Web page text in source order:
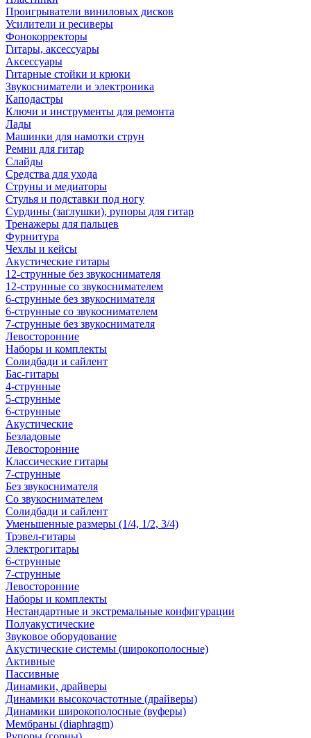
Проигрыватели виниловых дисков
Усилители и ресиверы
Фонокорректоры
Гитары, аксессуары
Аксессуары
Гитарные стойки и крюки
Звукосниматели и электроника
Каподастры
Ключи и инструменты для ремонта
Лады
Машинки для намотки струн
Ремни для гитар
Слайды
Средства для ухода
Струны и медиаторы
Стулья и подставки под ногу
Сурдины (заглушки), рупоры для гитар
Тренажеры для пальцев
Фурнитура
Чехлы и кейсы
Акустические гитары
12-струнные без звукоснимателя
12-струнные со звукоснимателем
6-струнные без звукоснимателя
6-струнные со звукоснимателем
7-струнные без звукоснимателя
Левосторонние
Наборы и комплекты
Солидбади и сайлент
Бас-гитары
4-струнные
5-струнные
6-струнные
Акустические
Безладовые
Левосторонние
Классические гитары
7-струнные
Без звукоснимателя
Со звукоснимателем
Солидбади и сайлент
Уменьшенные размеры (1/4, 1/2, 3/4)
Трэвел-гитары
Электрогитары
6-струнные
7-струнные
Левосторонние
Наборы и комплекты
Нестандартные и экстремальные конфигурации
Полуакустические
Звуковое оборудование
Акустические системы (широкополосные)
Активные
Пассивные
Динамики, драйверы
Динамики высокочастотные (драйверы)
Динамики широкополосные (вуферы)
Мембраны (diaphragm)